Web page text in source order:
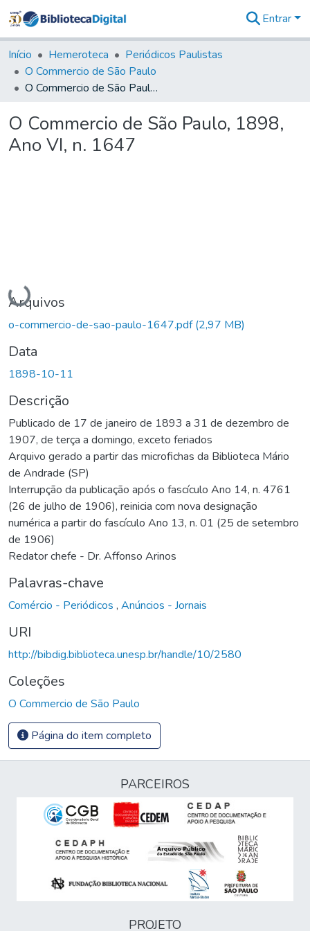
&
Coleções
Tudo na
Biblioteca
Estatísticas
Entrar
Início Hemeroteca
Periódicos Paulistas
O Commercio de São Paulo
O Commercio de São Paulo, 1898, Ano VI, n. 1647
O Commercio de São Paulo, 1898,
Ano VI, n. 1647
Carregando...
Arquivos
o-commercio-de-sao-paulo-1647.pdf(2,97 MB)
Data
1898-10-11
Descrição
Publicado de 17 de janeiro de 1893 a 31 de dezembro de
1907, de terça a domingo, exceto feriados
Arquivo gerado a partir das microfichas da Biblioteca Mário
de Andrade (SP)
Interrupção da publicação após o fascículo Ano 14, n. 4761
(26 de julho de 1906), reinicia com nova designação
numérica a partir do fascículo Ano 13, n. 01 (25 de setembro
de 1906)
Redator chefe - Dr. Affonso Arinos
Palavras-chave
Comércio - Periódicos , Anúncios - Jornais
URI
http://bibdig.biblioteca.unesp.br/handle/10/2580
Coleções
O Commercio de São Paulo
Página do item completo
PARCEIROS
PROJETO